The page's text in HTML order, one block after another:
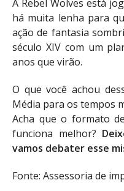
A Rebel Wolves está
há muita lenha para
ação de fantasia
século XIV com um
anos que virão.
O que você achou
Média para os tempos
Acha que o formato
funciona melhor?
vamos debater esse
Fonte: Assessoria de